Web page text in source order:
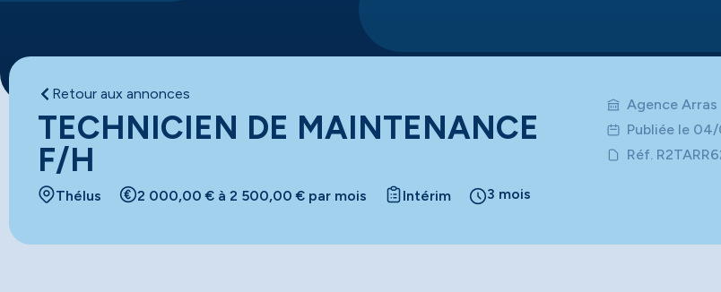
Retour aux annonces
TECHNICIEN DE MAINTENANCE
F/H
Agence Arras
Publiée le
Réf.
Thélus 2 000,00 € à 2 500,00 € par mois Intérim 3 mois